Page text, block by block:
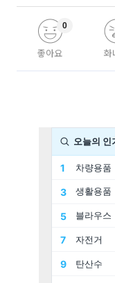
좋아요
0
화